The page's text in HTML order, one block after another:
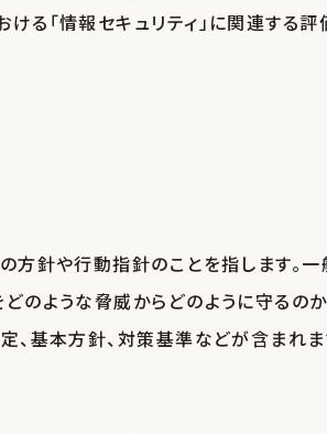
る「情報セキュリティ」に関連する評
方針や行動指針のことを指します。一
のような脅威からどのように守るの
、基本方針、対策基準などが含まれ